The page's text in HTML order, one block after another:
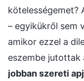
kötelességemet?
– egyikükről sem
amikor ezzel a
eszembe jutottak
jobban szereti